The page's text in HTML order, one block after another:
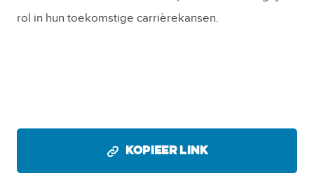
rol in hun toekomstige carrièrekansen.
KOPIEER LINK